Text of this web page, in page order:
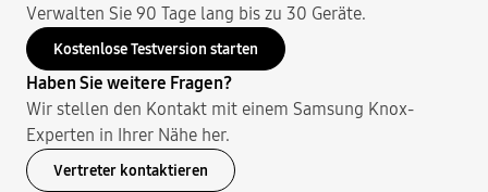
Verwalten Sie 90 Tage lang bis zu 30 Geräte.
Kostenlose Testversion starten
Haben Sie weitere Fragen?
Wir stellen den Kontakt mit einem Samsung Knox-
Experten in Ihrer Nähe her.
Vertreter kontaktieren